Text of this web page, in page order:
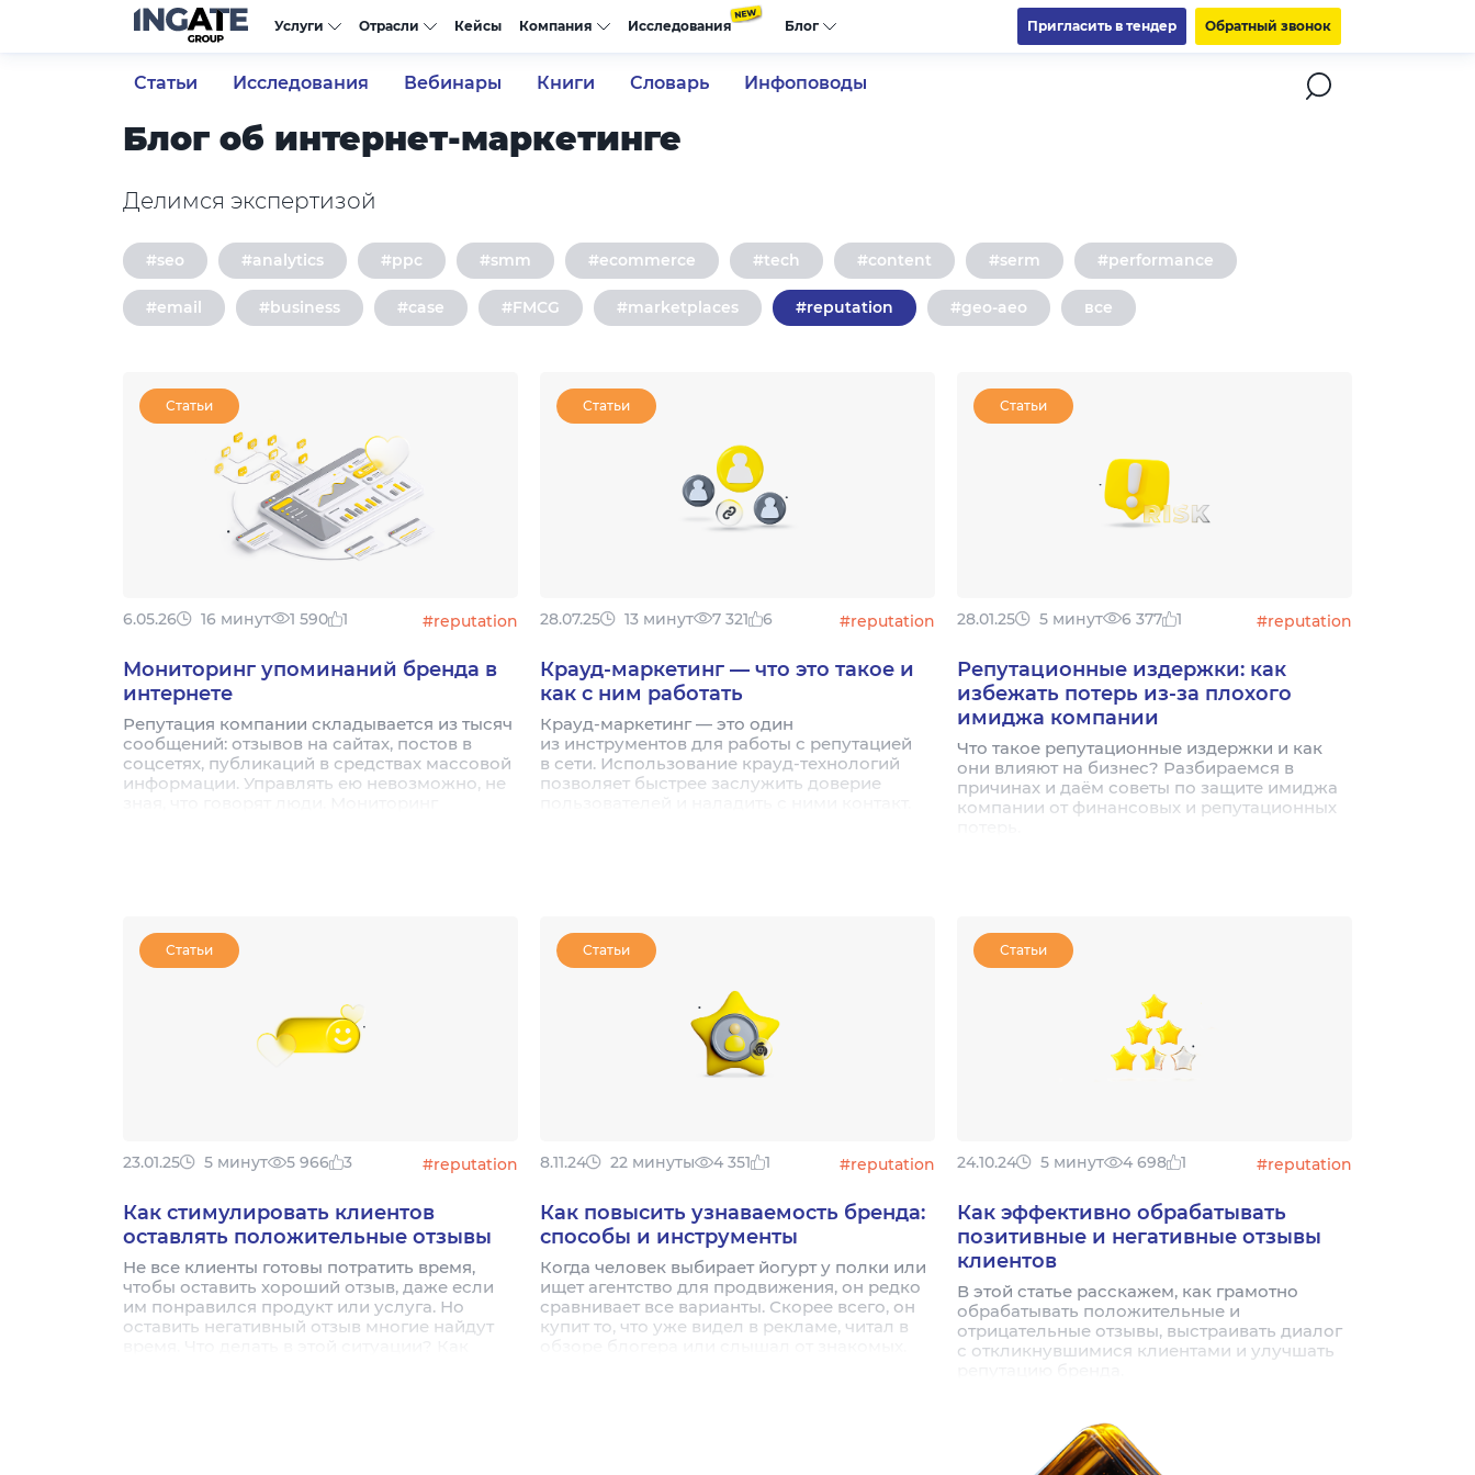
Услуги Отрасли Кейсы Компания Исследования Блог Пригласить в тендер Обратный звонок
Статьи Исследования Вебинары Книги Словарь Инфоповоды
Блог об интернет-маркетинге
Делимся экспертизой
#seo #analytics #ppc #smm #ecommerce #tech #content #serm #performance
#email #business #case #FMCG #marketplaces #reputation #geo-aeo все
Статьи
6.05.26 16 минут 1 590 1 #reputation
Мониторинг упоминаний бренда в
интернете
Репутация компании складывается из тысяч
сообщений: отзывов на сайтах, постов в
соцсетях, публикаций в средствах массовой
информации. Управлять ею невозможно, не
инструменты выбрать.
Статьи
28.07.25 13 минут 7 321 6 #reputation
Крауд-маркетинг — что это такое и
как с ним работать
Крауд-маркетинг — это один
из инструментов для работы с репутацией
в сети. Использование крауд-технологий
позволяет быстрее заслужить доверие
Статьи
28.01.25 5 минут 6 377 1 #reputation
Репутационные издержки: как
избежать потерь из-за плохого
имиджа компании
Что такое репутационные издержки и как
они влияют на бизнес? Разбираемся в
причинах и даём советы по защите имиджа
компании от финансовых и репутационных
Статьи
23.01.25 5 минут 5 966 3 #reputation
Как стимулировать клиентов
оставлять положительные отзывы
Не все клиенты готовы потратить время,
чтобы оставить хороший отзыв, даже если
им понравился продукт или услуга. Но
оставить негативный отзыв многие найдут
Статьи
8.11.24 22 минуты 4 351 1 #reputation
Как повысить узнаваемость бренда:
способы и инструменты
Когда человек выбирает йогурт у полки или
ищет агентство для продвижения, он редко
сравнивает все варианты. Скорее всего, он
купит то, что уже видел в рекламе, читал в
Статьи
24.10.24 5 минут 4 698 1 #reputation
Как эффективно обрабатывать
позитивные и негативные отзывы
клиентов
В этой статье расскажем, как грамотно
обрабатывать положительные и
отрицательные отзывы, выстраивать диалог
с откликнувшимися клиентами и улучшать